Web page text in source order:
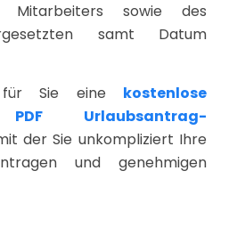
Mitarbeiters sowie des
samt Datum
für Sie eine kostenlose
PDF Urlaubsantrag-
der Sie unkompliziert Ihre
und genehmigen